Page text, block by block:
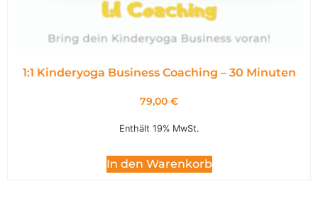
1:1 Kinderyoga Business Coaching – 30 Minuten
79,00 €
Enthält 19% MwSt.
In den Warenkorb